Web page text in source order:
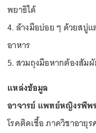
พยาธิได้
4. ล้างมือบ่อย ๆ ด้วยสบู่
อาหาร
5. สวมถุงมือหากต้องสัม
แหล่งข้อมูล
อาจารย์ แพทย์หญิงรพีพ
โรคติดเชื้อ ภาควิชาอายุ